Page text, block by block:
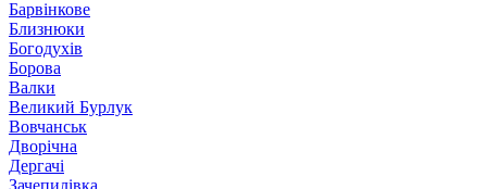
Барвінкове
Близнюки
Богодухів
Борова
Валки
Великий Бурлук
Вовчанськ
Дворічна
Дергачі
Зачепилівка